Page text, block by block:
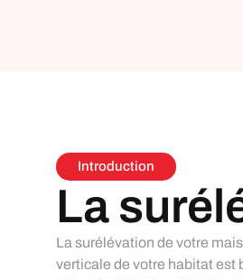
Introduction
La
La surélévation de votre
verticale de votre habitat est